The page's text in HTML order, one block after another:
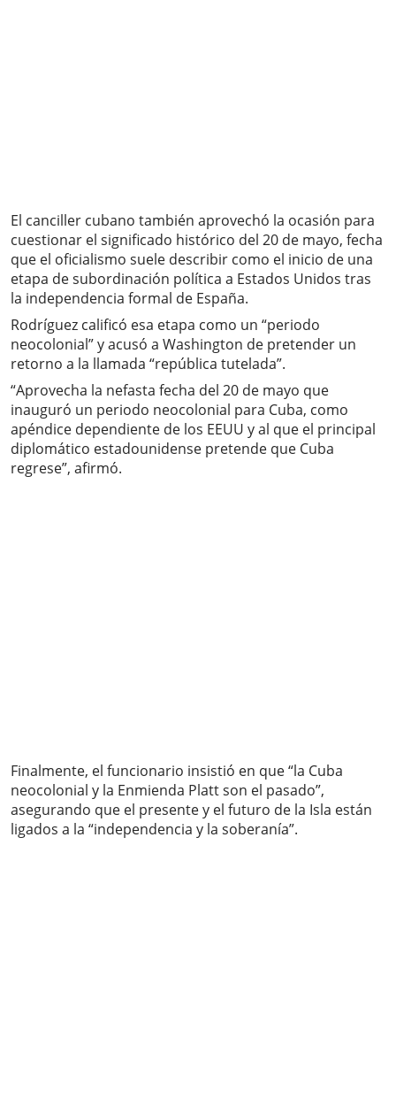
El canciller cubano también aprovechó la ocasión para
cuestionar el significado histórico del 20 de mayo, fecha
que el oficialismo suele describir como el inicio de una
etapa de subordinación política a Estados Unidos tras
la independencia formal de España.
Rodríguez calificó esa etapa como un “periodo
neocolonial” y acusó a Washington de pretender un
retorno a la llamada “república tutelada”.
“Aprovecha la nefasta fecha del 20 de mayo que
inauguró un periodo neocolonial para Cuba, como
apéndice dependiente de los EEUU y al que el principal
diplomático estadounidense pretende que Cuba
regrese”, afirmó.
Finalmente, el funcionario insistió en que “la Cuba
neocolonial y la Enmienda Platt son el pasado”,
asegurando que el presente y el futuro de la Isla están
ligados a la “independencia y la soberanía”.